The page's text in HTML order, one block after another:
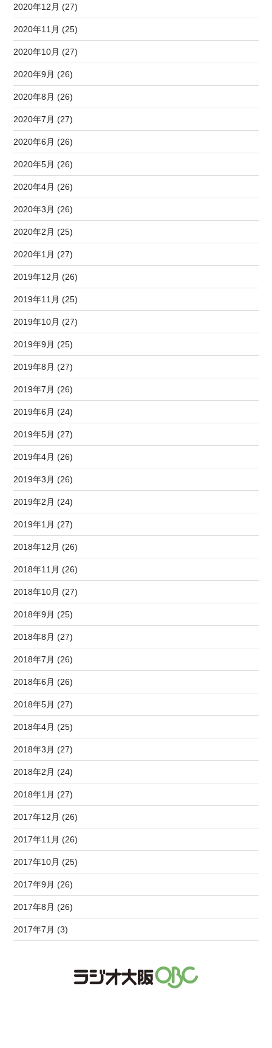
2020年12月 (27)
2020年11月 (25)
2020年10月 (27)
2020年9月 (26)
2020年8月 (26)
2020年7月 (27)
2020年6月 (26)
2020年5月 (26)
2020年4月 (26)
2020年3月 (26)
2020年2月 (25)
2020年1月 (27)
2019年12月 (26)
2019年11月 (25)
2019年10月 (27)
2019年9月 (25)
2019年8月 (27)
2019年7月 (26)
2019年6月 (24)
2019年5月 (27)
2019年4月 (26)
2019年3月 (26)
2019年2月 (24)
2019年1月 (27)
2018年12月 (26)
2018年11月 (26)
2018年10月 (27)
2018年9月 (25)
2018年8月 (27)
2018年7月 (26)
2018年6月 (26)
2018年5月 (27)
2018年4月 (25)
2018年3月 (27)
2018年2月 (24)
2018年1月 (27)
2017年12月 (26)
2017年11月 (26)
2017年10月 (25)
2017年9月 (26)
2017年8月 (26)
2017年7月 (3)